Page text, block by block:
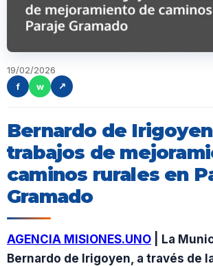
19/02/2026
f
w ↗
Bernardo de
trabajos de
caminos rurales en
Gramado
AGENCIA MISIONES.UNO | La
Bernardo de Irigoyen, a través de